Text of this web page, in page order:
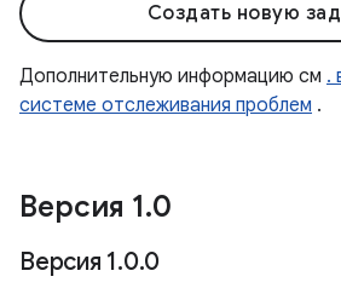
Создать новую
Дополнительную информацию см .
системе отслеживания проблем .
Версия 1.0
Версия 1.0.0